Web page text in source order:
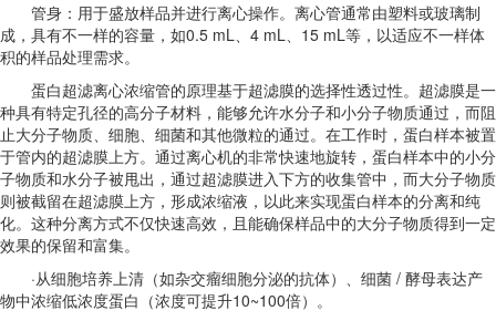
管身‌：用于盛放样品并进行离心操作。离心管通常由塑料或玻璃制
成，具有不一样的容量，如0.5 mL、4 mL、15 mL等，以适应不一样体
积的样品处理需求。
蛋白超滤离心浓缩管的原理‌基于超滤膜的选择性透过性。超滤膜是一
种具有特定孔径的高分子材料，能够允许水分子和小分子物质通过，而阻
止大分子物质、细胞、细菌和其他微粒的通过。在工作时，蛋白样本被置
于管内的超滤膜上方。通过离心机的非常快速地旋转，蛋白样本中的小分
子物质和水分子被甩出，通过超滤膜进入下方的收集管中，而大分子物质
则被截留在超滤膜上方，形成浓缩液，以此来实现蛋白样本的分离和纯
化。这种分离方式不仅快速高效，且能确保样品中的大分子物质得到一定
效果的保留和富集。
·从细胞培养上清（如杂交瘤细胞分泌的抗体）、细菌 / 酵母表达产
物中浓缩低浓度蛋白（浓度可提升10~100倍）。